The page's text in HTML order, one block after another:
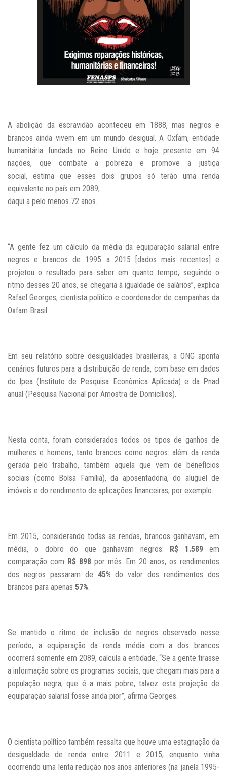
A abolição da escravidão aconteceu em 1888, mas negros e
brancos ainda vivem em um mundo desigual. A Oxfam, entidade
humanitária fundada no Reino Unido e
hoje presente em 94
nações, que combate a pobreza e promove a justiça
social, estima que esses dois grupos só terão uma renda
equivalente no país em 2089,
daqui a pelo menos 72 anos.
“A gente fez um cálculo da média da equiparação salarial entre
negros e brancos de 1995 a 2015 [dados mais recentes] e
projetou o resultado para saber em quantotempo, seguindo o
ritmo desses 20 anos, se chegaria à igualdade de salários”, explica
Rafael Georges, cientista político e coordenador de campanhas da
Oxfam Brasil.
Em seu relatório sobre desigualdades brasileiras, a ONG aponta
cenários futuros para a distribuição de renda, com base em dados
do Ipea (Instituto de Pesquisa Econômica Aplicada) e da Pnad
anual (Pesquisa Nacional por Amostra de Domicílios).
Nesta conta, foram considerados todos os tipos de ganhos de
mulheres e homens, tanto brancos como negros: além da renda
gerada pelo trabalho, também aquela que vem de benefícios
sociais (como Bolsa Família), da aposentadoria, do aluguel de
imóveis e do rendimento de aplicações financeiras, por exemplo.
Em 2015, considerando todas as rendas, brancos ganhavam, em
média, o dobro do que ganhavam negros:
R$ 1.589em
comparação com R$ 898por mês. Em 20 anos, os rendimentos
dos negros passaram de 45% do valor dos rendimentos dos
brancos para apenas 57%.
Se mantido o ritmo de inclusão de negros observado nesse
período, a equiparação da renda média com a dos brancos
ocorrerá somente em 2089, calcula a entidade. “Se a gente tirasse
a informação sobre os programas sociais, que chegam mais para a
população negra, que é a mais pobre, talvez esta projeção de
equiparação salarial fosse ainda pior”, afirma Georges.
O cientista político também ressalta que houve uma estagnação da
desigualdade de renda entre 2011 e 2015, enquanto vinha
ocorrendo uma lenta redução nos anos anteriores (na janela 1995-